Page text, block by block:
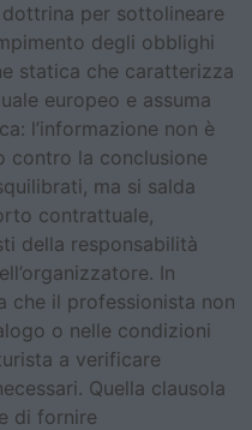
per sottolineare
degli obblighi
statica che caratterizza
europeo e assuma
l’informazione non è
contro la conclusione
ma si salda
contrattuale,
della responsabilità
In
che il professionista non
o nelle condizioni
a verificare
Quella clausola
di fornire